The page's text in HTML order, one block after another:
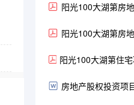
阳光100大湖第房
阳光100大湖第房
阳光100大湖第住
房地产股权投资项